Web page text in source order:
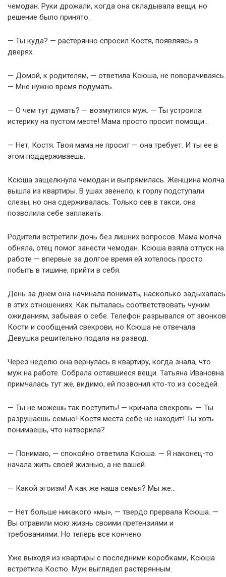
чемодан. Руки дрожали, когда она складывала вещи, но
решение было принято.
— Ты куда? — растерянно спросил Костя, появляясь в
дверях.
— Домой, к родителям, — ответила Ксюша, не поворачиваясь.
— Мне нужно время подумать.
— О чем тут думать? — возмутился муж. — Ты устроила
истерику на пустом месте! Мама просто просит помощи…
— Нет, Костя. Твоя мама не просит — она требует. И ты ее в
этом поддерживаешь.
Ксюша защелкнула чемодан и выпрямилась. Женщина молча
вышла из квартиры. В ушах звенело, к горлу подступали
слезы, но она сдерживалась. Только сев в такси, она
позволила себе заплакать.
Родители встретили дочь без лишних вопросов. Мама молча
обняла, отец помог занести чемодан. Ксюша взяла отпуск на
работе — впервые за долгое время ей хотелось просто
побыть в тишине, прийти в себя.
День за днем она начинала понимать, насколько задыхалась
в этих отношениях. Как пыталась соответствовать чужим
ожиданиям, забывая о себе. Телефон разрывался от звонков
Кости и сообщений свекрови, но Ксюша не отвечала.
Девушка решительно подала на развод.
Через неделю она вернулась в квартиру, когда знала, что
муж на работе. Собрала оставшиеся вещи. Татьяна Ивановна
примчалась тут же, видимо, ей позвонил кто-то из соседей.
— Ты не можешь так поступить! — кричала свекровь. — Ты
разрушаешь семью! Костя места себе не находит! Ты хоть
понимаешь, что натворила?
— Понимаю, — спокойно ответила Ксюша. — Я наконец-то
начала жить своей жизнью, а не вашей.
— Какой эгоизм! А как же наша семья? Мы же…
— Нет больше никакого «мы», — твердо прервала Ксюша. —
Вы отравили мою жизнь своими претензиями и
требованиями. Но теперь все кончено.
Уже выходя из квартиры с последними коробками, Ксюша
встретила Костю. Муж выглядел растерянным.